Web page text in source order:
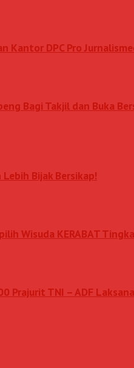
Kantor DPC Pro
Bagi Takjil dan Buka
Bijak Bersikap!
Wisuda KERABAT
Prajurit TNI – ADF